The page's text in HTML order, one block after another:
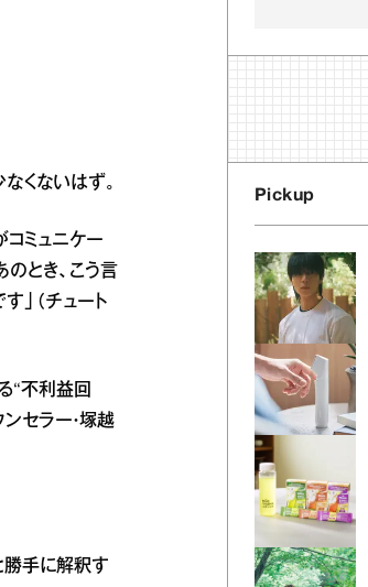
くないはず。
コミュニケー
とき、こう言
」（チュート
“不利益回
セラー・塚越
勝手に解釈す
Pickup